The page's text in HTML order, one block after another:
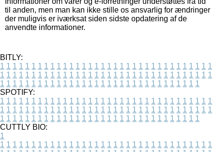
til anden, men man kan ikke stille os ansvarlig for ændringer
der muligvis er iværksat siden sidste opdatering af de
anvendte informationer.
BITLY:
1 1 1 1 1 1 1 1 1 1 1 1 1 1 1 1 1 1 1 1 1 1 1 1 1 1 1 1 1 1 1 1 1 1
1 1 1 1 1 1 1 1 1 1 1 1 1 1 1 1 1 1 1 1 1 1 1 1 1 1 1 1 1 1 1 1 1 1
1 1 1 1 1 1 1 1 1 1 1 1 1 1 1 1 1 1 1 1 1 1 1 1 1 1 1 1 1 1 1 1
SPOTIFY:
1 1 1 1 1 1 1 1 1 1 1 1 1 1 1 1 1 1 1 1 1 1 1 1 1 1 1 1 1 1 1 1 1 1
1 1 1 1 1 1 1 1 1 1 1 1 1 1 1 1 1 1 1 1 1 1 1 1 1 1 1 1 1 1 1 1 1 1
1 1 1 1 1 1 1 1 1 1 1 1 1 1 1 1 1 1 1 1 1 1 1 1 1 1 1 1 1 1 1 1
CUTTLY BIO:
1
1 1 1 1 1 1 1 1 1 1 1 1 1 1 1 1 1 1 1 1 1 1 1 1 1 1 1 1 1 1 1 1 1 1